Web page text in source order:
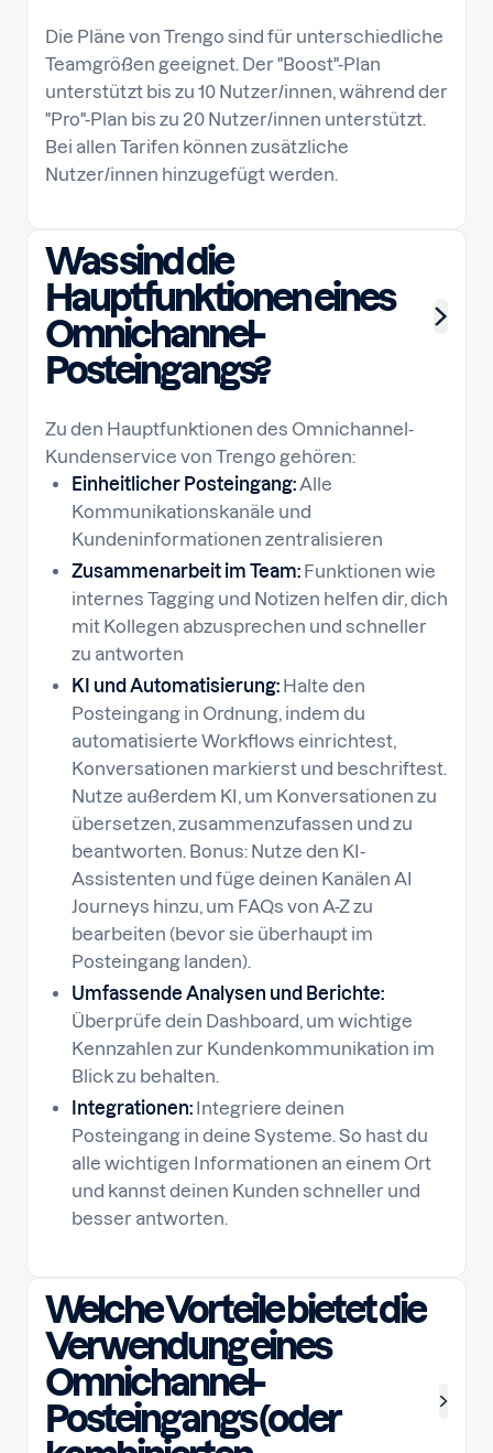
Die Pläne von Trengo sind für unterschiedliche
Teamgrößen geeignet. Der "Boost"-Plan
unterstützt bis zu 10 Nutzer/innen, während der
"Pro"-Plan bis zu 20 Nutzer/innen unterstützt.
Bei allen Tarifen können zusätzliche
Nutzer/innen hinzugefügt werden.
Was sind die
Hauptfunktionen eines
Omnichannel-
Posteingangs?
Zu den Hauptfunktionen des Omnichannel-
Kundenservice von Trengo gehören:
Einheitlicher Posteingang: Alle
Kommunikationskanäle und
Kundeninformationen zentralisieren
Zusammenarbeit im Team: Funktionen wie
internes Tagging und Notizen helfen dir, dich
mit Kollegen abzusprechen und schneller
zu antworten
KI und Automatisierung: Halte den
Posteingang in Ordnung, indem du
automatisierte Workflows einrichtest,
Konversationen markierst und beschriftest.
Nutze außerdem KI, um Konversationen zu
übersetzen, zusammenzufassen und zu
beantworten. Bonus: Nutze den KI-
Assistenten und füge deinen Kanälen AI
Journeys hinzu, um FAQs von A-Z zu
bearbeiten (bevor sie überhaupt im
Posteingang landen).
Umfassende Analysen und Berichte:
Überprüfe dein Dashboard, um wichtige
Kennzahlen zur Kundenkommunikation im
Blick zu behalten.
Integrationen: Integriere deinen
Posteingang in deine Systeme. So hast du
alle wichtigen Informationen an einem Ort
und kannst deinen Kunden schneller und
besser antworten.
Welche Vorteile bietet die
Verwendung eines
Omnichannel-
Posteingangs (oder